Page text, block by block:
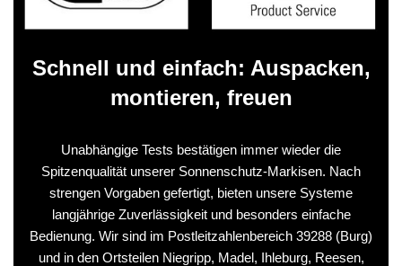
Schnell und einfach: Auspacken,
montieren, freuen
Unabhängige Tests bestätigen immer wieder die
Spitzenqualität unserer Sonnenschutz-Markisen. Nach
strengen Vorgaben gefertigt, bieten unsere Systeme
langjährige Zuverlässigkeit und besonders einfache
Bedienung. Wir sind im Postleitzahlenbereich 39288 (Burg)
und in den Ortsteilen Niegripp, Madel, Ihleburg, Reesen,